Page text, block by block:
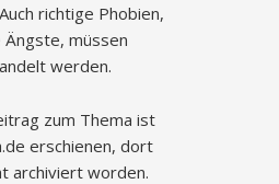
richtige Phobien,
müssen
werden.
zum Thema ist
erschienen, dort
archiviert worden.